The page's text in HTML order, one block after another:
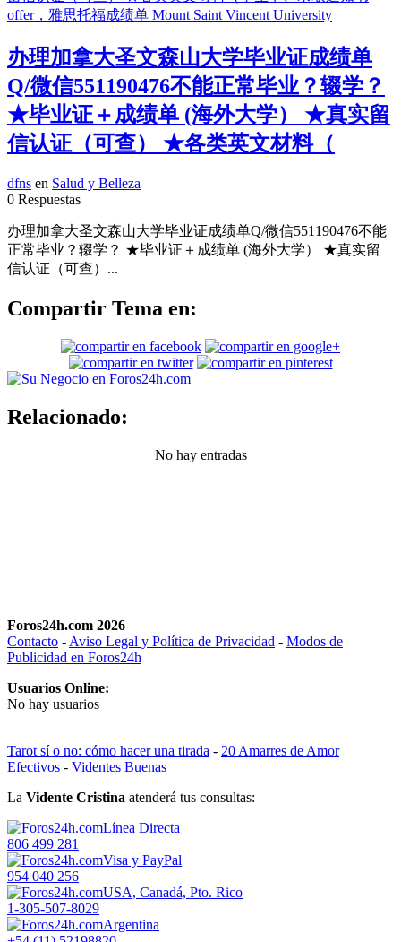
办理加拿大圣文森山大学毕业证成绩单
Q/微信551190476不能正常毕业？辍学？
★毕业证＋成绩单 (海外大学） ★真实留
信认证（可查） ★各类英文材料（
dfns en Salud y Belleza
0 Respuestas
办理加拿大圣文森山大学毕业证成绩单Q/微信551190476不能
正常毕业？辍学？ ★毕业证＋成绩单 (海外大学） ★真实留
信认证（可查）...
Compartir Tema en:
Relacionado:
No hay entradas
Foros24h.com 2026
Contacto - Aviso Legal y Política de Privacidad - Modos de
Publicidad en Foros24h
Usuarios Online:
No hay usuarios
Tarot sí o no: cómo hacer una tirada - 20 Amarres de Amor
Efectivos - Videntes Buenas
La Vidente Cristina atenderá tus consultas:
Línea Directa
806 499 281
Visa y PayPal
954 040 256
USA, Canadá, Pto. Rico
1-305-507-8029
Argentina